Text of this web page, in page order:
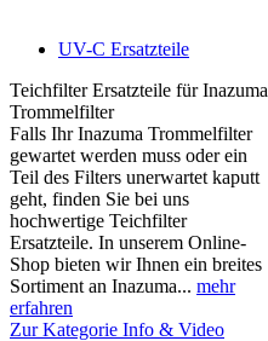
UV-C Ersatzteile
Teichfilter Ersatzteile für Inazuma
Trommelfilter
Falls Ihr Inazuma Trommelfilter
gewartet werden muss oder ein
Teil des Filters unerwartet kaputt
geht, finden Sie bei uns
hochwertige Teichfilter
Ersatzteile. In unserem Online-
Shop bieten wir Ihnen ein breites
Sortiment an Inazuma... mehr
erfahren
Zur Kategorie Info & Video